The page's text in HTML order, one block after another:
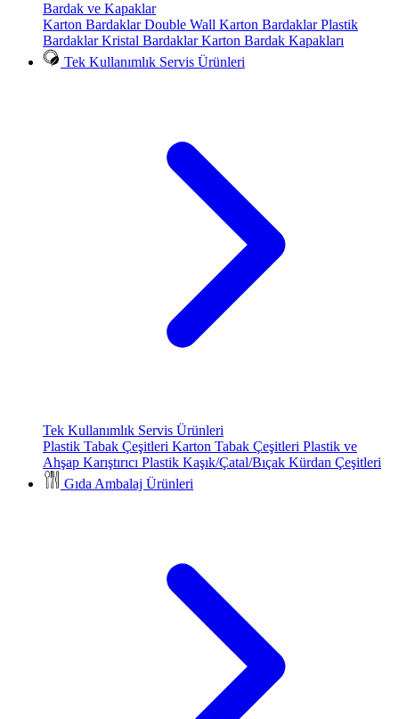
Bardak ve Kapaklar
Karton BardaklarDouble Wall Karton BardaklarPlastik
BardaklarKristal BardaklarKarton Bardak Kapakları
Tek Kullanımlık Servis Ürünleri
Tek Kullanımlık Servis Ürünleri
Plastik Tabak Çeşitleri Karton Tabak Çeşitleri Plastik ve
Ahşap Karıştırıcı Plastik Kaşık/Çatal/Bıçak Kürdan Çeşitleri
Gıda Ambalaj Ürünleri